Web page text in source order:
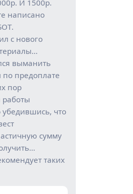
И 1500р.
написано
с нового
выманить
по предоплате
пор
что
сумму
таких